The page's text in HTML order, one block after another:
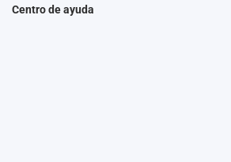
Centro de ayuda